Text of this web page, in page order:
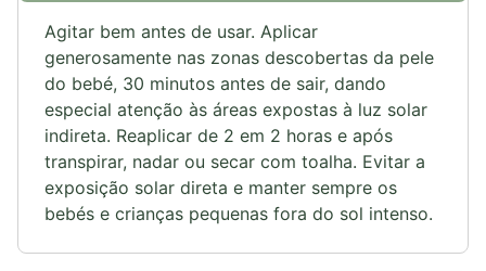
Agitar bem antes de usar. Aplicar
generosamente nas zonas descobertas da pele
do bebé, 30 minutos antes de sair, dando
especial atenção às áreas expostas à luz solar
indireta. Reaplicar de 2 em 2 horas e após
transpirar, nadar ou secar com toalha. Evitar a
exposição solar direta e manter sempre os
bebés e crianças pequenas fora do sol intenso.